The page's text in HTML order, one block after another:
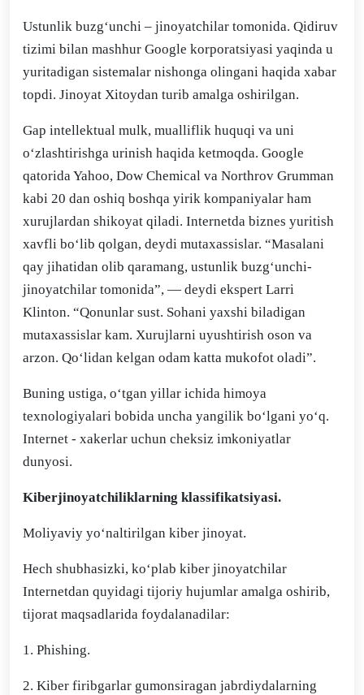
Ustunlik buzg‘unchi – jinoyatchilar tomonida. Qidiruv
tizimi bilan mashhur Google korporatsiyasi yaqinda u
yuritadigan sistemalar nishonga olingani haqida xabar
topdi. Jinoyat Xitoydan turib amalga oshirilgan.
Gap intellektual mulk, mualliflik huquqi va uni
o‘zlashtirishga urinish haqida ketmoqda. Google
qatorida Yahoo, Dow Chemical va Northrov Grumman
kabi 20 dan oshiq boshqa yirik kompaniyalar ham
xurujlardan shikoyat qiladi. Internetda biznes yuritish
xavfli bo‘lib qolgan, deydi mutaxassislar. “Masalani
qay jihatidan olib qaramang, ustunlik buzg‘unchi-
jinoyatchilar tomonida”, ― deydi ekspert Larri
Klinton. “Qonunlar sust. Sohani yaxshi biladigan
mutaxassislar kam. Xurujlarni uyushtirish oson va
arzon. Qo‘lidan kelgan odam katta mukofot oladi”.
Buning ustiga, o‘tgan yillar ichida himoya
texnologiyalari bobida uncha yangilik bo‘lgani yo‘q.
Internet - xakerlar uchun cheksiz imkoniyatlar
dunyosi.
Kiberjinoyatchiliklarning klassifikatsiyasi.
Moliyaviy yo‘naltirilgan kiber jinoyat.
Hech shubhasizki, ko‘plab kiber jinoyatchilar
Internetdan quyidagi tijoriy hujumlar amalga oshirib,
tijorat maqsadlarida foydalanadilar:
1. Phishing.
2. Kiber firibgarlar gumonsiragan jabrdiydalarning